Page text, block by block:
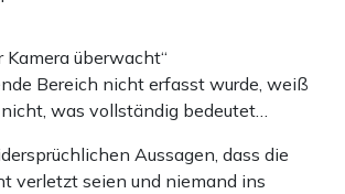
Kamera überwacht“
Bereich nicht erfasst wurde, weiß
was vollständig bedeutet…
Aussagen, dass die
verletzt seien und niemand ins